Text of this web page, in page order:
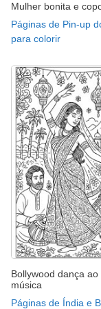
Mulher bonita e
Páginas de Pin-up
para colorir
Bollywood dança ao
música
Páginas de Índia e